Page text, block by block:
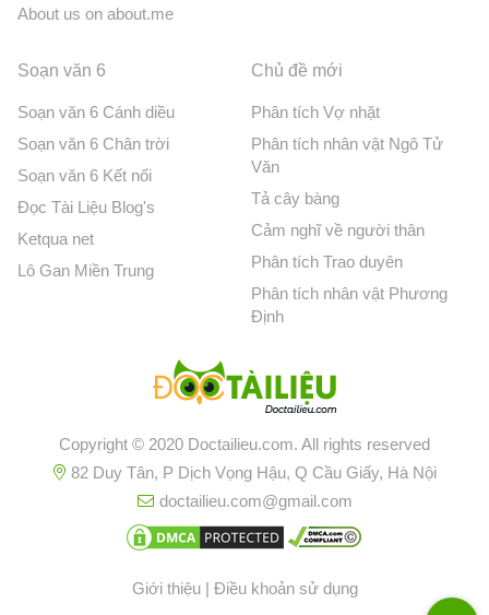
About us on about.me
Soạn văn 6
Soạn văn 6 Cánh diều
Soạn văn 6 Chân trời
Soạn văn 6 Kết nối
Đọc Tài Liệu Blog's
Ketqua net
Lô Gan Miền Trung
Chủ đề mới
Phân tích Vợ nhặt
Phân tích nhân vật Ngô Tử
Văn
Tả cây bàng
Cảm nghĩ về người thân
Phân tích Trao duyên
Phân tích nhân vật Phương
Định
Copyright © 2020 Doctailieu.com. All rights reserved
82 Duy Tân, P Dịch Vọng Hậu, Q Cầu Giấy, Hà Nội
doctailieu.com@gmail.com
Giới thiệu| Điều khoản sử dụng